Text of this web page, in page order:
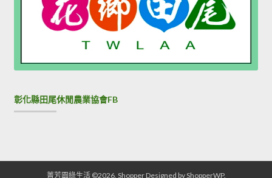
彰化縣田尾休閒農業協會FB
菁芳園綠生活 ©2026. ShopperDesigned byShopperWP.